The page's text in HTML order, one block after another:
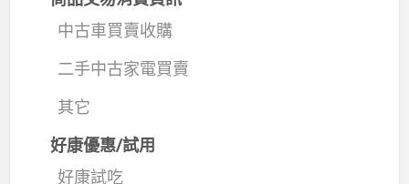
中古車買賣收購
二手中古家電買賣
其它
好康優惠/試用
好康試吃